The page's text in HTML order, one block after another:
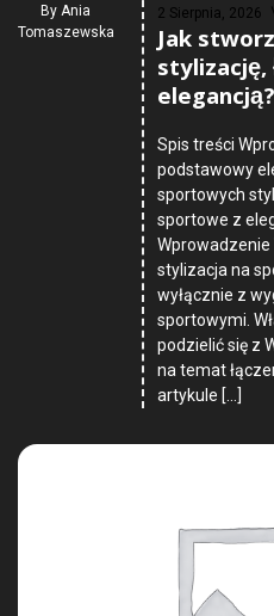
By Ania
Tomaszewska
2 Sierpnia, 2026
Jak
stylizację,
elegancją?
Spis treści
podstawowy
sportowych
sportowe z
Wprowadzenie
stylizacja na
wyłącznie z
sportowymi.
podzielić się z
na temat
artykule […]